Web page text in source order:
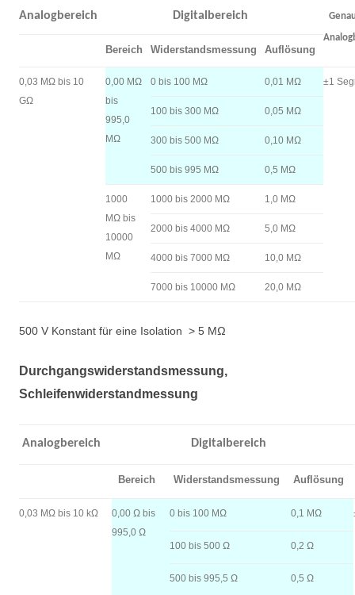
Analogbereich Digitalbereich
Bereich Widerstandsmessung Auflösung
0,03 MΩ bis 10
GΩ
0,00 MΩ
bis
995,0
MΩ
0 bis 100 MΩ 0,01 MΩ ±1
100 bis 300 MΩ 0,05 MΩ
300 bis 500 MΩ 0,10 MΩ
500 bis 995 MΩ 0,5 MΩ
1000
MΩ bis
10000
MΩ
1000 bis 2000 MΩ 1,0 MΩ
2000 bis 4000 MΩ 5,0 MΩ
4000 bis 7000 MΩ 10,0 MΩ
7000 bis 10000 MΩ 20,0 MΩ
500 V Konstant für eine Isolation > 5 MΩ
Durchgangswiderstandsmessung,
Schleifenwiderstandmessung
Analogbereich Digitalbereich
Bereich Widerstandsmessung Auflösung
0,03 MΩ bis 10 kΩ
0,00 Ω bis
995,0 Ω
0 bis 100 MΩ 0,1 MΩ
100 bis 500 Ω 0,2 Ω
500 bis 995,5 Ω 0,5 Ω